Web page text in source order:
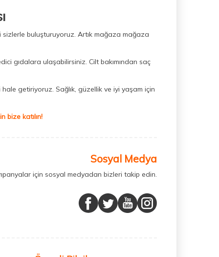
sizlerle buluşturuyoruz. Artık mağaza mağaza
gıdalara ulaşabilirsiniz. Cilt bakımından saç
getiriyoruz. Sağlık, güzellik ve iyi yaşam için
bize katılın!
Sosyal Medya
için sosyal medyadan bizleri takip edin.